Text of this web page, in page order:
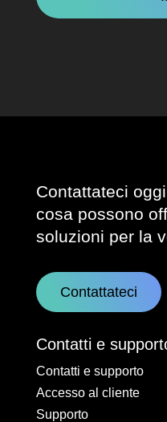
Contattateci
cosa possono
soluzioni per la
Contattateci
Contatti e
Contatti e supporto
Accesso al cliente
Supporto